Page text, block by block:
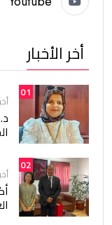
أخر الأخبار
01
02